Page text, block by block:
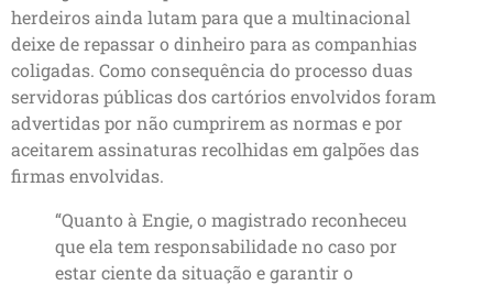
herdeiros ainda lutam para que a multinacional
deixe de repassar o dinheiro para as companhias
coligadas. Como consequência do processo duas
servidoras públicas dos cartórios envolvidos foram
advertidas por não cumprirem as normas e por
aceitarem assinaturas recolhidas em galpões das
firmas envolvidas.
“Quanto à Engie, o magistrado reconheceu
que ela tem responsabilidade no caso por
estar ciente da situação e garantir o